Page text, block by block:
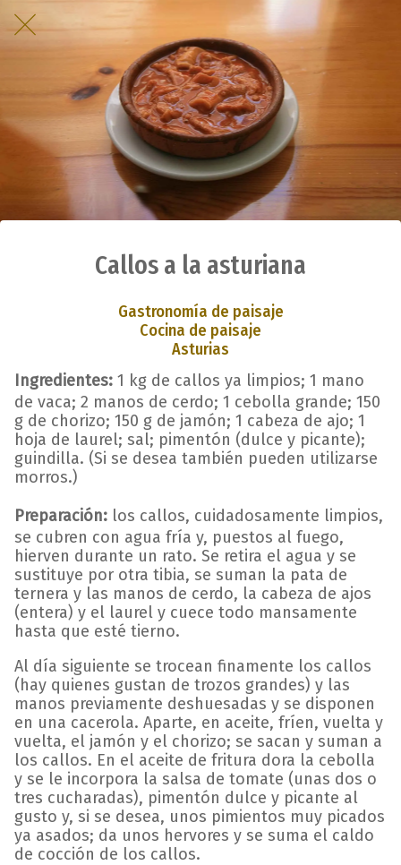
Callos a la asturiana
Gastronomía de paisaje
Cocina de paisaje
Asturias
Ingredientes: 1 kg de callos ya limpios; 1 mano
de vaca; 2 manos de cerdo; 1 cebolla grande; 150
g de chorizo; 150 g de jamón; 1 cabeza de ajo; 1
hoja de laurel; sal; pimentón (dulce y picante);
guindilla. (Si se desea también pueden utilizarse
morros.)
Preparación: los callos, cuidadosamente limpios,
se cubren con agua fría y, puestos al fuego,
hierven durante un rato. Se retira el agua y se
sustituye por otra tibia, se suman la pata de
ternera y las manos de cerdo, la cabeza de ajos
(entera) y el laurel y cuece todo mansamente
hasta que esté tierno.
Al día siguiente se trocean finamente los callos
(hay quienes gustan de trozos grandes) y las
manos previamente deshuesadas y se disponen
en una cacerola. Aparte, en aceite, fríen, vuelta y
vuelta, el jamón y el chorizo; se sacan y suman a
los callos. En el aceite de fritura dora la cebolla
y se le incorpora la salsa de tomate (unas dos o
tres cucharadas), pimentón dulce y picante al
gusto y, si se desea, unos pimientos muy picados
ya asados; da unos hervores y se suma el caldo
de cocción de los callos.